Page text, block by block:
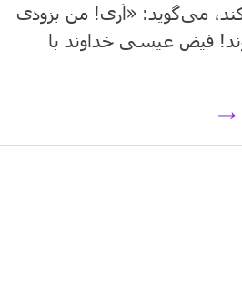
می‌گوید: «آری! من بزودی
فیض عیسی خداوند با